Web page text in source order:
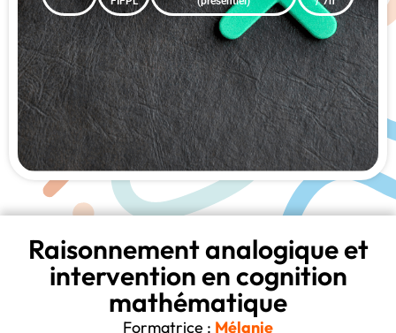
Raisonnement analogique et
intervention en cognition
mathématique
Formatrice : Mélanie